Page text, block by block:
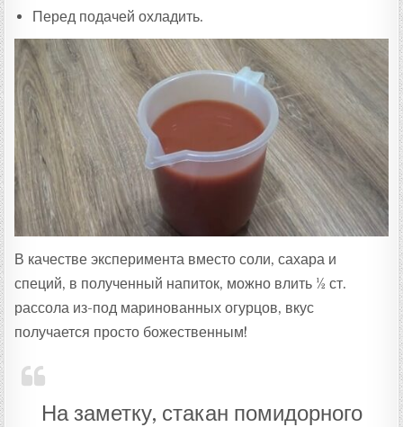
Перед подачей охладить.
В качестве эксперимента вместо соли, сахара и
специй, в полученный напиток, можно влить ½ ст.
рассола из-под маринованных огурцов, вкус
получается просто божественным!
На заметку, стакан помидорного